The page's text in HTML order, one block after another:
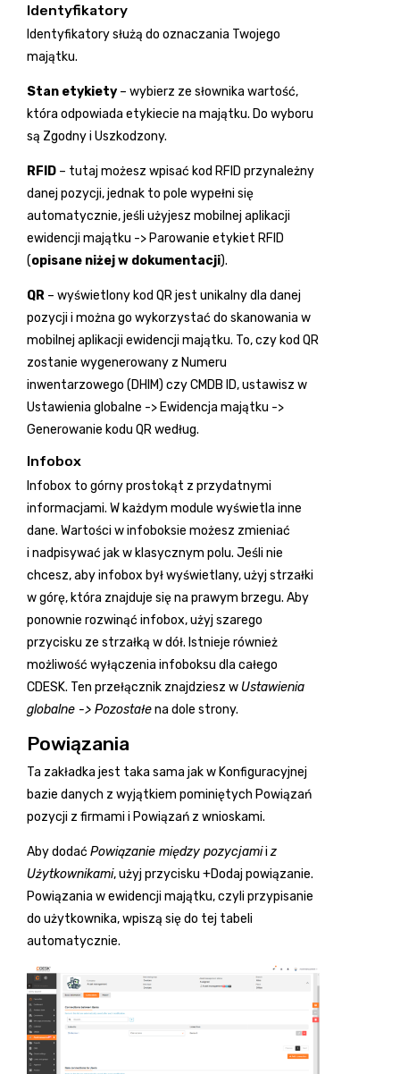
Identyfikatory
Identyfikatory służą do oznaczania Twojego
majątku.
Stan etykiety – wybierz ze słownika wartość,
która odpowiada etykiecie na majątku. Do wyboru
są Zgodny i Uszkodzony.
RFID – tutaj możesz wpisać kod RFID przynależny
danej pozycji, jednak to pole wypełni się
automatycznie, jeśli użyjesz mobilnej aplikacji
ewidencji majątku -> Parowanie etykiet RFID
(opisane niżej w dokumentacji).
QR – wyświetlony kod QR jest unikalny dla danej
pozycji i można go wykorzystać do skanowania w
mobilnej aplikacji ewidencji majątku. To, czy kod QR
zostanie wygenerowany z Numeru
inwentarzowego (DHIM) czy CMDB ID, ustawisz w
Ustawienia globalne -> Ewidencja majątku ->
Generowanie kodu QR według.
Infobox
Infobox to górny prostokąt z przydatnymi
informacjami. W każdym module wyświetla inne
dane. Wartości w infoboksie możesz zmieniać
i nadpisywać jak w klasycznym polu. Jeśli nie
chcesz, aby infobox był wyświetlany, użyj strzałki
w górę, która znajduje się na prawym brzegu. Aby
ponownie rozwinąć infobox, użyj szarego
przycisku ze strzałką w dół. Istnieje również
możliwość wyłączenia infoboksu dla całego
CDESK. Ten przełącznik znajdziesz w Ustawienia
globalne -> Pozostałena dole strony.
Powiązania
Ta zakładka jest taka sama jak w Konfiguracyjnej
bazie danych z wyjątkiem pominiętych Powiązań
pozycji z firmami i Powiązań z wnioskami.
Aby dodać Powiązanie między pozycjamiiz
Użytkownikami, użyj przycisku +Dodaj powiązanie.
Powiązania w ewidencji majątku, czyli przypisanie
do użytkownika, wpiszą się do tej tabeli
automatycznie.